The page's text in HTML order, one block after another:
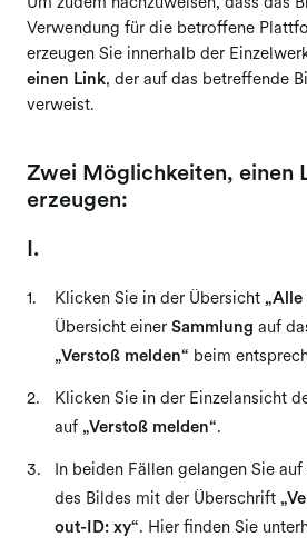
Um zudem nachzuweisen, dass das
Verwendung für die betroffene
erzeugen Sie innerhalb der
einen Link, der auf das betreffende
verweist.
Zwei Möglichkeiten, einen
erzeugen:
I.
Klicken Sie in der Übersicht „Alle
Übersicht einerSammlung auf
„Verstoß melden“ beim
Klicken Sie in der Einzelansicht
auf „Verstoß melden“.
In beiden Fällen gelangen Sie
des Bildes mit der Überschrift
out-ID: xy“. Hier finden Sie